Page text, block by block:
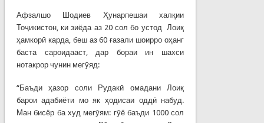
Афзалшо Шодиев Ҳунарпешаи халқии
Тоҷикистон, ки зиёда аз 20 сол бо устод Лоиқ
ҳамкорӣ карда, беш аз 60 ғазали шоирро оҳанг
баста сароидааст, дар бораи ин шахси
нотакрор чунин мегӯяд:
“Баъди ҳазор соли Рудакӣ омадани Лоиқ
барои адабиёти мо як ҳодисаи оддӣ набуд.
Ман бисёр ба худ мегӯям: гӯё баъди 1000 сол